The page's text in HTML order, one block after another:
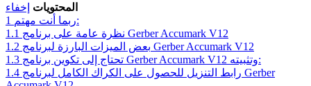
المحتويات إخفاء
1
ربما أنت مهتم:
1.1
نظرة عامة على برنامج Gerber Accumark V12
1.2
بعض الميزات البارزة لبرنامج Gerber Accumark V12
1.3
تحتاج إلى تكوين برنامج Gerber Accumark V12 وتثبيته:
1.4 رابط التنزيل للحصول على الكراك الكامل لبرنامج Gerber